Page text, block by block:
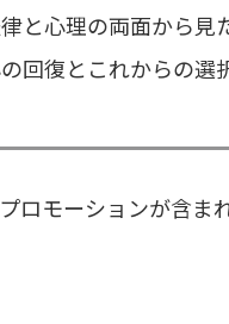
と心理の両面から見
回復とこれからの選
ロモーションが含ま